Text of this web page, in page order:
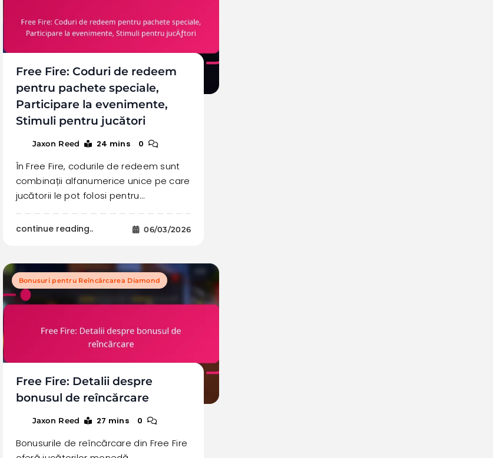
Free Fire: Coduri de redeem
pentru pachete speciale,
Participare la evenimente,
Stimuli pentru jucători
Jaxon Reed 24 mins 0
În Free Fire, codurile de redeem sunt
combinații alfanumerice unice pe care
jucătorii le pot folosi pentru…
continue reading.. 06/03/2026
Bonusuri pentru Reîncărcarea Diamond
Free Fire: Detalii despre
bonusul de reîncărcare
Jaxon Reed 27 mins 0
Bonusurile de reîncărcare din Free Fire